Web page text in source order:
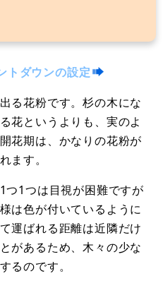
トダウンの設定
る花粉です。杉の木にな
花というよりも、実のよ
花期は、かなりの花粉が
ます。
つ1つは目視が困難ですが
は色が付いているように
運ばれる距離は近隣だけ
があるため、木々の少な
るのです。